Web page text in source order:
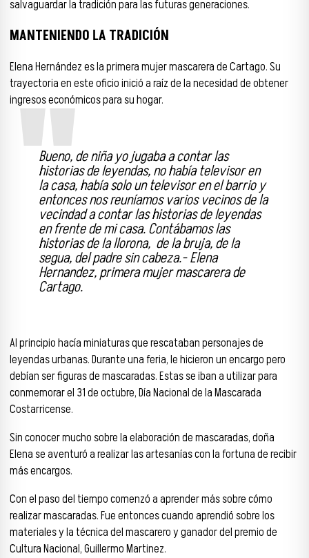
salvaguardar la tradición para las futuras generaciones.
MANTENIENDO LA TRADICIÓN
Elena Hernández es la primera mujer mascarera de Cartago. Su
trayectoria en este oficio inició a raíz de la necesidad de obtener
ingresos económicos para su hogar.
Bueno, de niña yo jugaba a contar las
historias de leyendas, no había televisor en
la casa, había solo un televisor en el barrio y
entonces nos reuníamos varios vecinos de la
vecindad a contar las historias de leyendas
en frente de mi casa. Contábamos las
historias de la llorona, de la bruja, de la
segua, del padre sin cabeza.- Elena
Hernandez, primera mujer mascarera de
Cartago.
Al principio hacía miniaturas que rescataban personajes de
leyendas urbanas. Durante una feria, le hicieron un encargo pero
debían ser figuras de mascaradas. Estas se iban a utilizar para
conmemorar el 31 de octubre, Día Nacional de la Mascarada
Costarricense.
Sin conocer mucho sobre la elaboración de mascaradas, doña
Elena se aventuró a realizar las artesanías con la fortuna de recibir
más encargos.
Con el paso del tiempo comenzó a aprender más sobre cómo
realizar mascaradas. Fue entonces cuando aprendió sobre los
materiales y la técnica del mascarero y ganador del premio de
Cultura Nacional, Guillermo Martinez.